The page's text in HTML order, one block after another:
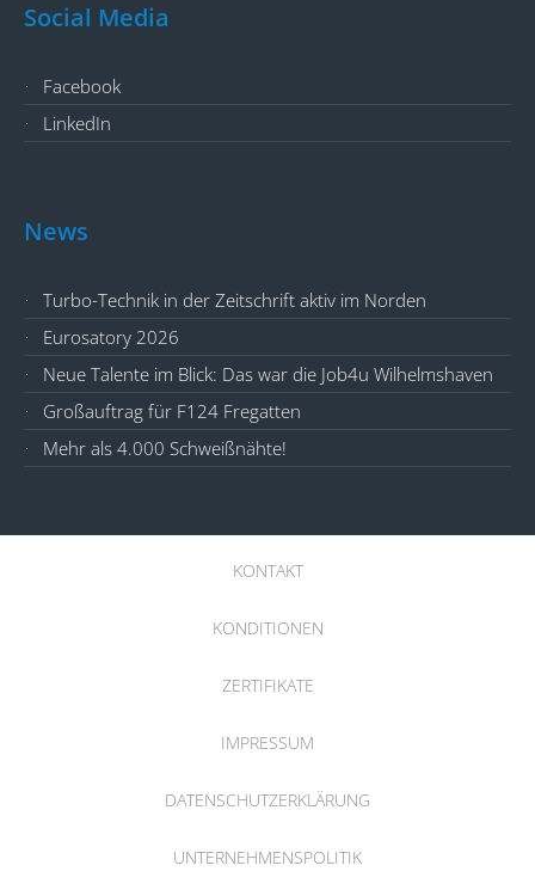
Social Media
Facebook
LinkedIn
News
Turbo-Technik in der Zeitschrift aktiv im Norden
Eurosatory 2026
Neue Talente im Blick: Das war die Job4u Wilhelmshaven
Großauftrag für F124 Fregatten
Mehr als 4.000 Schweißnähte!
KONTAKT
KONDITIONEN
ZERTIFIKATE
IMPRESSUM
DATENSCHUTZERKLÄRUNG
UNTERNEHMENSPOLITIK